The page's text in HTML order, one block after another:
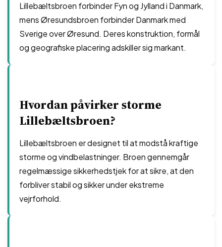
Lillebæltsbroen forbinder Fyn og Jylland i Danmark,
mens Øresundsbroen forbinder Danmark med
Sverige over Øresund. Deres konstruktion, formål
og geografiske placering adskiller sig markant.
Hvordan påvirker storme
Lillebæltsbroen?
Lillebæltsbroen er designet til at modstå kraftige
storme og vindbelastninger. Broen gennemgår
regelmæssige sikkerhedstjek for at sikre, at den
forbliver stabil og sikker under ekstreme
vejrforhold.